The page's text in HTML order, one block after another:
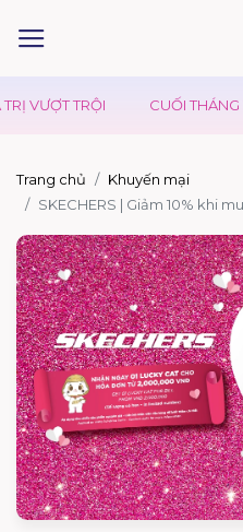
VƯỢT TRỘI CUỐI THÁNG
Trang chủ
Khuyến mại
SKECHERS | Giảm 10% khi